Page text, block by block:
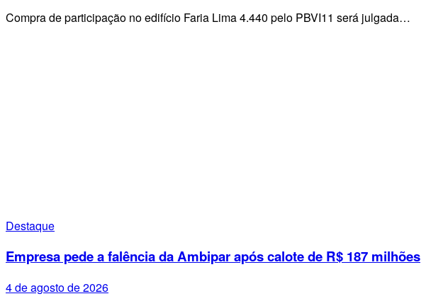
Compra de participação no edifício Faria Lima 4.440 pelo PBVI11 será julgada…
Destaque
Empresa pede a falência da Ambipar após calote de R$ 187 milhões
4 de agosto de 2026